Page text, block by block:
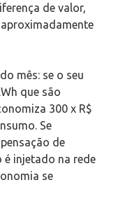
de valor,
mês: se o seu
que são
300 x R$
Se
de
é injetado na rede
se